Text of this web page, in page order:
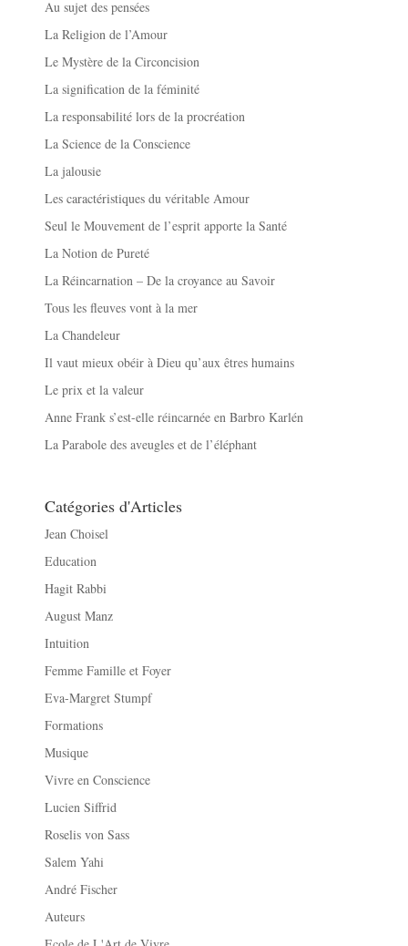
Au sujet des pensées
La Religion de l’Amour
Le Mystère de la Circoncision
La signification de la féminité
La responsabilité lors de la procréation
La Science de la Conscience
La jalousie
Les caractéristiques du véritable Amour
Seul le Mouvement de l’esprit apporte la Santé
La Notion de Pureté
La Réincarnation – De la croyance au Savoir
Tous les fleuves vont à la mer
La Chandeleur
Il vaut mieux obéir à Dieu qu’aux êtres humains
Le prix et la valeur
Anne Frank s’est-elle réincarnée en Barbro Karlén
La Parabole des aveugles et de l’éléphant
Catégories d'Articles
Jean Choisel
Education
Hagit Rabbi
August Manz
Intuition
Femme Famille et Foyer
Eva-Margret Stumpf
Formations
Musique
Vivre en Conscience
Lucien Siffrid
Roselis von Sass
Salem Yahi
André Fischer
Auteurs